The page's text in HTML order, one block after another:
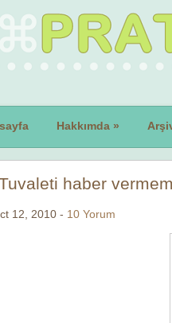
Hakkımda »
haber
12, 2010 - 10 Yorum